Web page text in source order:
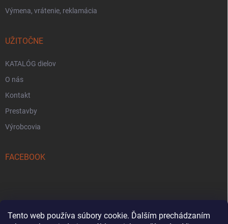
Tento web používa súbory cookie. Ďalším prechádzaním
Výmena, vrátenie, reklamácia
UŽITOČNE
KATALÓG dielov
O nás
Kontakt
Prestavby
Výrobcovia
FACEBOOK